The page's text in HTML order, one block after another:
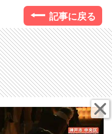
記事に戻る